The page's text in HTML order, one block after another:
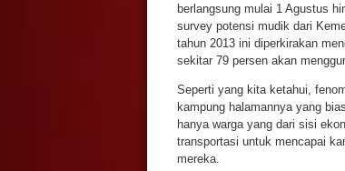
berlangsung mulai 1 Agustus
survey potensi mudik dari
tahun 2013 ini diperkirakan
sekitar 79 persen akan
Seperti yang kita ketahui,
kampung halamannya yang
hanya warga yang dari sisi
transportasi untuk mencapai
mereka.